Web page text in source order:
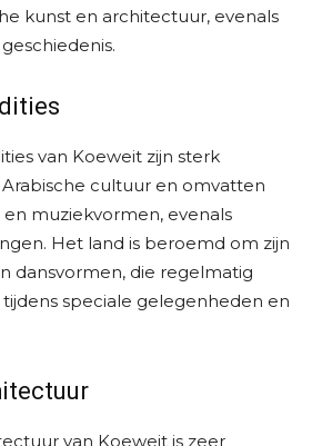
kunst en architectuur, evenals
van Koeweit zijn sterk
cultuur en omvatten
muziekvormen, evenals
Het land is beroemd om zijn
dansvormen, die regelmatig
speciale gelegenheden en
van Koeweit is zeer